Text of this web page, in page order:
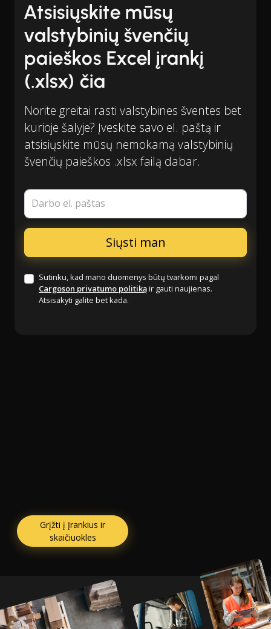
Atsisiųskite mūsų
valstybinių švenčių
paieškos Excel įrankį
(.xlsx) čia
Norite greitai rasti valstybines šventes bet
kurioje šalyje? Įveskite savo el. paštą ir
atsisiųskite mūsų nemokamą valstybinių
švenčių paieškos .xlsx failą dabar.
Darbo el. paštas
Sutinku, kad mano duomenys būtų tvarkomi pagal
Cargoson privatumo politikąir gauti naujienas.
Atsisakyti galite bet kada.
Grįžti į Įrankius ir
skaičiuokles